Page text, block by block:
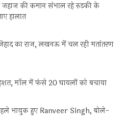
जहाज की कमान संभाल रहे रुड़की के
हालात
का राज, लखनऊ में चल रही मतांतरण
मॉल में फंसे 20 घायलों को बचाया
भावुक हुए Ranveer Singh, बोले-